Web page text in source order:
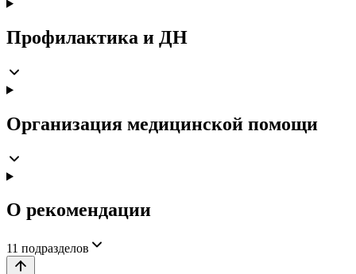
Профилактика и ДН
Организация медицинской помощи
О рекомендации
11 подразделов